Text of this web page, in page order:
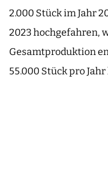
2.000 Stück im Jahr
2023 hochgefahren,
Gesamtproduktion
55.000 Stück pro